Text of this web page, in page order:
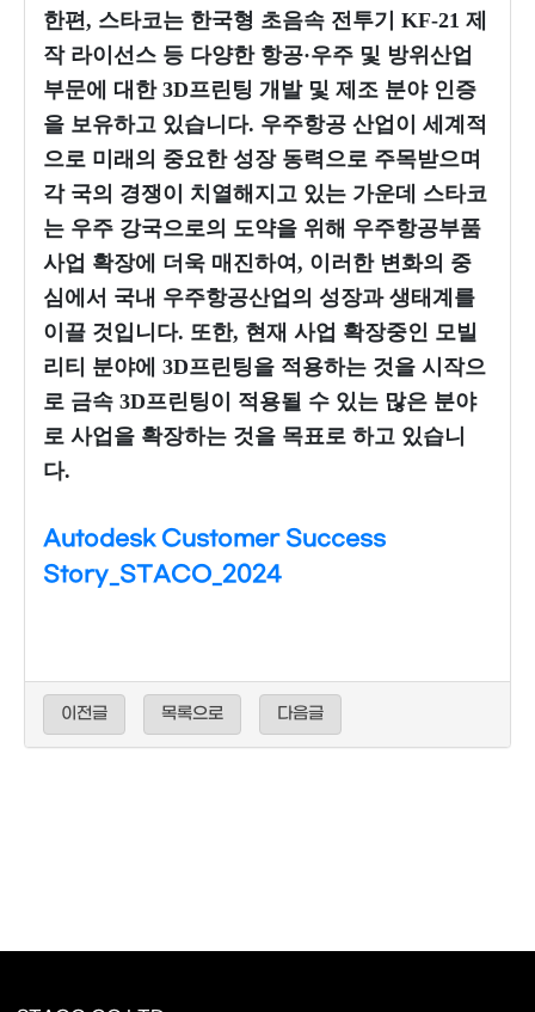
한편, 스타코는 한국형 초음속 전투기 KF-21 제
작 라이선스 등 다양한 항공·우주 및 방위산업
부문에 대한 3D프린팅 개발 및 제조 분야 인증
을 보유하고 있습니다. 우주항공 산업이 세계적
으로 미래의 중요한 성장 동력으로 주목받으며
각 국의 경쟁이 치열해지고 있는 가운데 스타코
는 우주 강국으로의 도약을 위해 우주항공부품
사업 확장에 더욱 매진하여, 이러한 변화의 중
심에서 국내 우주항공산업의 성장과 생태계를
이끌 것입니다. 또한, 현재 사업 확장중인 모빌
리티 분야에 3D프린팅을 적용하는 것을 시작으
로 금속 3D프린팅이 적용될 수 있는 많은 분야
로 사업을 확장하는 것을 목표로 하고 있습니
다.
Autodesk Customer Success
Story_STACO_2024
이전글 목록으로 다음글